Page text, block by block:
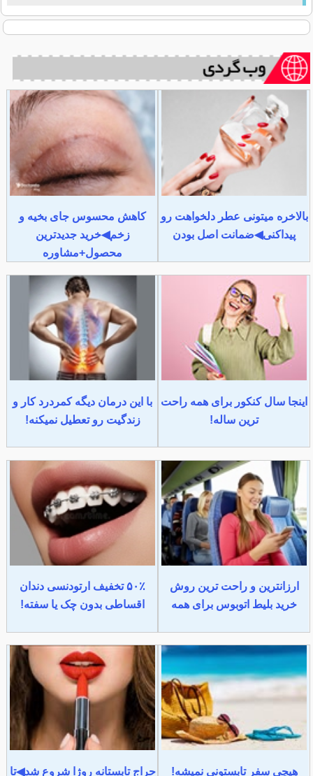
بالاخره میتونی عطر دلخواهت رو
پیداکنی◀ضمانت اصل بودن
کاهش محسوس جای بخیه و
زخم◀خرید جدیدترین
محصول+مشاوره
اینجا سال کنکور برای همه راحت
ترین ساله!
با این درمان دیگه کمردرد کار و
زندگیت رو تعطیل نمیکنه!
ارزانترین و راحت ترین روش
خرید بلیط اتوبوس برای همه
۵۰٪ تخفیف ارتودنسی دندان
اقساطی بدون چک یا سفته!
هیچی سفر تابستونی نمیشه! حراج تابستانه روژا شروع شد◀تا